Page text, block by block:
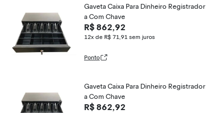
Gaveta Caixa Para Dinheiro Registrador
a Com Chave
R$ 862,92
12x de R$ 71,91 sem juros
Ponto
Gaveta Caixa Para Dinheiro Registrador
a Com Chave
R$ 862,92